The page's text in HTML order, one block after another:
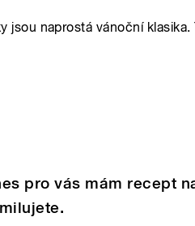
jsou naprostá vánoční
pro vás mám recept